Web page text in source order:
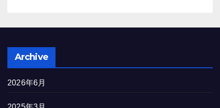
Archive
2026年6月